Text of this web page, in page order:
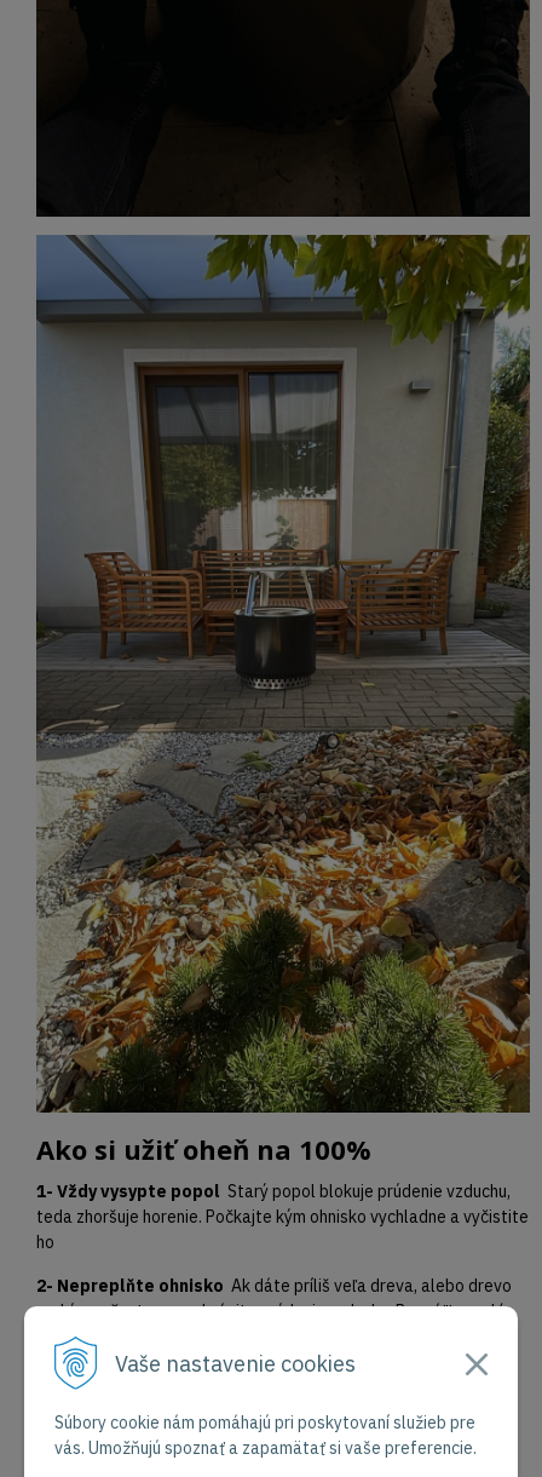
Vaše nastavenie cookies
Súbory cookie nám pomáhajú pri poskytovaní služieb pre
vás. Umožňujú spoznať a zapamätať si vaše preferencie.
Ako si užiť oheň na 100%
1- Vždy vysypte popol Starý popol blokuje prúdenie vzduchu,
teda zhoršuje horenie. Počkajte kým ohnisko vychladne a vyčistite
ho
2- Nepreplňte ohnisko Ak dáte príliš veľa dreva, alebo drevo
nad úroveň otvoru, zabránite prúdeniu vzduchu. Rozpáľte malé
drievka a postupne pridávajte väčšie kusy
3- Mokré a vlhké drevo vždy dymí
Akonáhle sa zohreje a
drevo